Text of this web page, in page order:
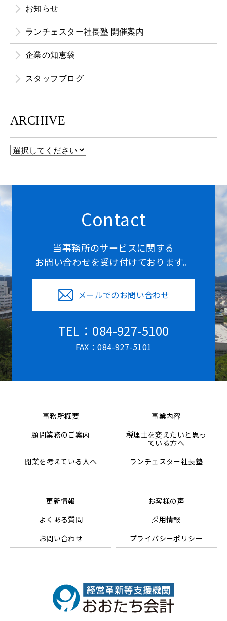
お知らせ
ランチェスター社長塾 開催案内
企業の知恵袋
スタッフブログ
ARCHIVE
Contact
当事務所のサービスに関する
お問い合わせを受け付けております。
メールでのお問い合わせ
TEL：084-927-5100
FAX：084-927-5101
事務所概要
事業内容
顧問業務のご案内
税理士を変えたいと思っ
ている方へ
開業を考えている人へ
ランチェスター社長塾
更新情報
お客様の声
よくある質問
採用情報
お問い合わせ
プライバシーポリシー